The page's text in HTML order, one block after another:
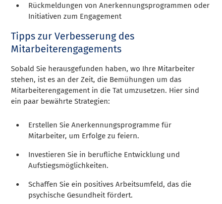
Rückmeldungen von Anerkennungsprogrammen oder
Initiativen zum Engagement
Tipps zur Verbesserung des
Mitarbeiterengagements
Sobald Sie herausgefunden haben, wo Ihre Mitarbeiter
stehen, ist es an der Zeit, die Bemühungen um das
Mitarbeiterengagement in die Tat umzusetzen. Hier sind
ein paar bewährte Strategien:
Erstellen Sie Anerkennungsprogramme für
Mitarbeiter, um Erfolge zu feiern.
Investieren Sie in berufliche Entwicklung und
Aufstiegsmöglichkeiten.
Schaffen Sie ein positives Arbeitsumfeld, das die
psychische Gesundheit fördert.